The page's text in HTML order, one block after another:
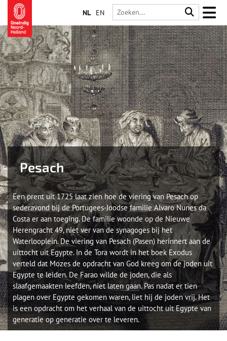
NL EN
Pesach
Een prent uit 1725 laat zien hoe de viering van Pesach op
sederavond bij de Portugees-Joodse familie Alvaro Nunes da
Costa er aan toeging. De familie woonde op de Nieuwe
Herengracht 49, niet ver van de synagoges bij het
Waterlooplein. De viering van Pesach (Pasen) herinnert aan de
uittocht uit Egypte. In de Tora wordt in het boek Exodus
verteld dat Mozes de opdracht van God kreeg om de joden uit
Egypte te leiden. De Farao wilde de joden, die als
slaafgemaakten leefden, niet laten gaan. Pas nadat er tien
plagen over Egypte gekomen waren, liet hij de joden vrij. Het
is een opdracht om het verhaal van de uittocht uit Egypte van
generatie op generatie over te leveren.